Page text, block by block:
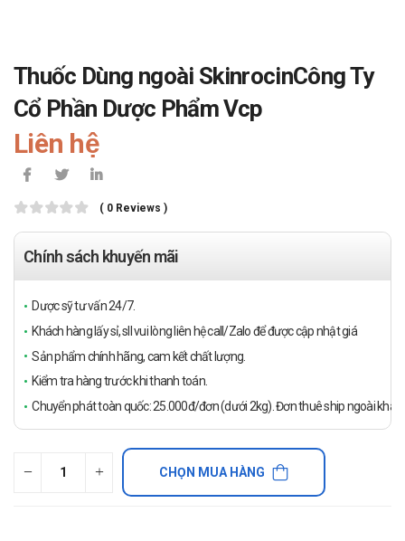
Thuốc Dùng ngoài SkinrocinCông Ty
Cổ Phần Dược Phẩm Vcp
Liên hệ
( 0 Reviews )
Chính sách khuyến mãi
Dược sỹ tư vấn 24/7.
Khách hàng lấy sỉ, sll vui lòng liên hệ call/Zalo để được cập nhật giá
Sản phẩm chính hãng, cam kết chất lượng.
Kiểm tra hàng trước khi thanh toán.
Chuyển phát toàn quốc: 25.000đ/đơn (dưới 2kg). Đơn thuê ship ngoài
CHỌN MUA HÀNG